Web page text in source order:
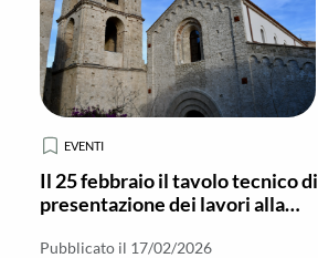
EVENTI
Il 25 febbraio il tavolo tecnico di
presentazione dei lavori alla
Pubblicato il 17/02/2026